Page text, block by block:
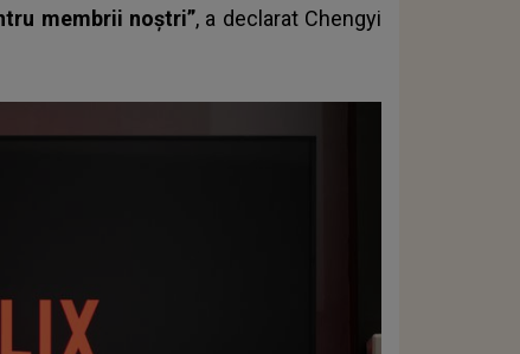
membrii noștri”, a declarat Chengyi